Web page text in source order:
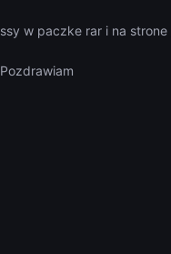
ssy w paczke rar i na strone
Pozdrawiam